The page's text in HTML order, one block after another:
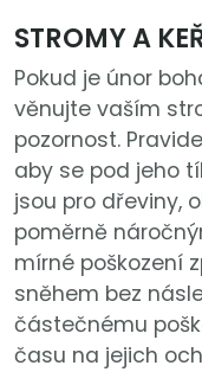
STROMY A
Pokud je únor
věnujte vaším
pozornost.
aby se pod jeho
jsou pro dřeviny,
poměrně
mírné poškození
sněhem bez
částečnému
času na jejich